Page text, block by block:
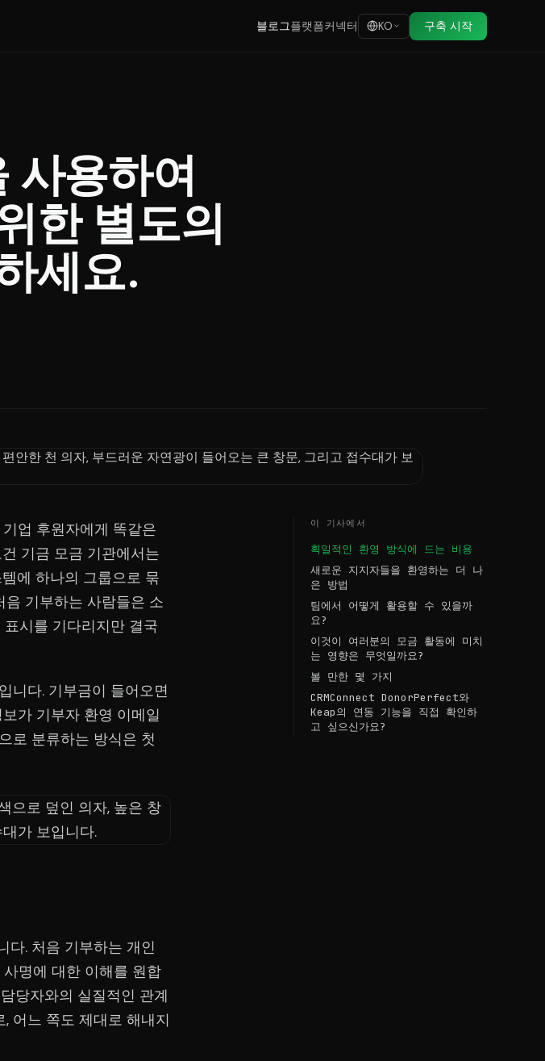
블로그플랫폼커넥터 KO 구축 시작
용하여
한 별도의
세요.
업 후원자에게 똑같은
기금 모금 기관에서는
에 하나의 그룹으로 묶
기부하는 사람들은 소
시를 기다리지만 결국
니다. 기부금이 들어오면
가 기부자 환영 이메일
로 분류하는 방식은 첫
다. 처음 기부하는 개인
명에 대한 이해를 원합
당자와의 실질적인 관계
어느 쪽도 제대로 해내지
이 기사에서
획일적인 환영 방식에 드는 비용
새로운 지지자들을 환영하는 더 나
은 방법
팀에서 어떻게 활용할 수 있을까
요?
이것이 여러분의 모금 활동에 미치
는 영향은 무엇일까요?
볼 만한 몇 가지
CRMConnect DonorPerfect와
Keap의 연동 기능을 직접 확인하
고 싶으신가요?